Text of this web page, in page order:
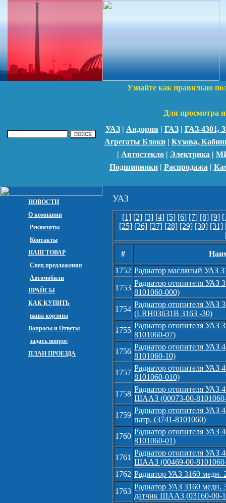
Узнайте как правильно
Для просмотра
УАЗ| Андория| ГАЗ| ГАЗ-4301,
Агрегаты Блоки| Кузова,
| Автостекло | Электрика |
Подшипники| Распродажа |
НОВОСТИ
О компании
Реквизиты
Контакты
НАШ ТОВАР
Спец предложения
Автомобили
ПРАЙСЫ
КАК КУПИТЬ
ваша корзина
Вопросы и Ответы
задать вопрос
ПЛАН ПРОЕЗДА
УАЗ
[1] [2] [3] [4] [5] [6] [7] [8] [9]
[25] [26] [27] [28] [29] [30] [31]
#
1752 Радиатор масляный УАЗ
1753
Радиатор отопителя УАЗ
8101060-000)
1754
Радиатор отопителя
(LRH03631B 3163 -30)
1755
Радиатор отопителя УАЗ
8101060-07)
1756
Радиатор отопителя
8101060-10)
1757
Радиатор отопителя
8101060-010)
1758
Радиатор отопителя УАЗ
ШААЗ (00073-00-
1759
Радиатор отопителя УАЗ
патр. (3741-8101060)
1760
Радиатор отопителя УАЗ
8101060-01)
1761
Радиатор отопителя УАЗ
ШААЗ (00469-00-
1762 Радиатор УАЗ 3160 медн.
1763
Радиатор УАЗ 3160 медн.
датчик ШААЗ (03160-00-